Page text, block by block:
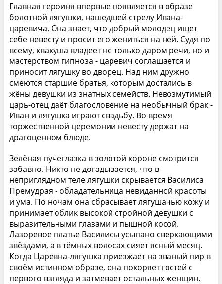
Главная героиня впервые появляется в образе
болотной лягушки, нашедшей стрелу Ивана-
царевича. Она знает, что добрый молодец ищет
себе невесту и просит его жениться на ней. Судя по
всему, квакуша владеет не только даром речи, но и
мастерством гипноза - царевич соглашается и
приносит лягушку во дворец. Над ним дружно
смеются старшие братья, которым достались в
жёны девушки из знатных семейств. Невозмутимый
царь-отец даёт благословение на необычный брак -
Иван и лягушка играют свадьбу. Во время
торжественной церемонии невесту держат на
драгоценном блюде.
Зелёная пучеглазка в золотой короне смотрится
забавно. Никто не догадывается, что в
неприглядном теле лягушки скрывается Василиса
Премудрая - обладательница невиданной красоты
и ума. По ночам она сбрасывает лягушачью кожу и
принимает облик высокой стройной девушки с
выразительными глазами и пышной косой.
Лазоревое платье Василисы усыпано сверкающими
звёздами, а в тёмных волосах сияет ясный месяц.
Когда Царевна-лягушка приезжает на званый пир в
своём истинном образе, она покоряет гостей с
первого взгляда и затмевает остальных женщин.